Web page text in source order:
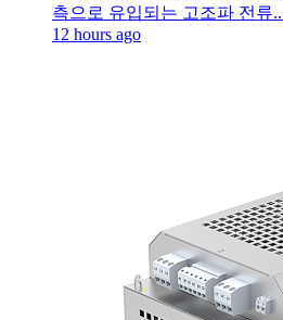
측으로 유입되는 고조파 전류
12 hours ago